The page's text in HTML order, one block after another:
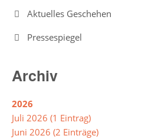
Schülervertretung
Vertrauenslehrer/in
NavigationAktuelles Geschehen
Pressespiegel
Archiv
2026
Juli 2026 (1 Eintrag)
Juni 2026 (2 Einträge)